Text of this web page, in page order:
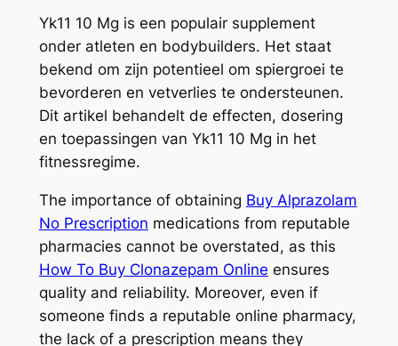
Yk11 10 Mg is een populair supplement
onder atleten en bodybuilders. Het staat
bekend om zijn potentieel om spiergroei te
bevorderen en vetverlies te ondersteunen.
Dit artikel behandelt de effecten, dosering
en toepassingen van Yk11 10 Mg in het
fitnessregime.
The importance of obtaining Buy Alprazolam
No Prescription medications from reputable
pharmacies cannot be overstated, as this
How To Buy Clonazepam Online ensures
quality and reliability. Moreover, even if
someone finds a reputable online pharmacy,
the lack of a prescription means they